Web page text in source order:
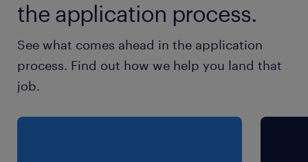
Horaires flexibles, horaires d'été, et la
jusqu’à 4 semaines par année.
Carte de transport en commun remboursée à
100%.
Activités sociales
the application process.
See what comes ahead in the application
process. Find out how we help you land that
job.